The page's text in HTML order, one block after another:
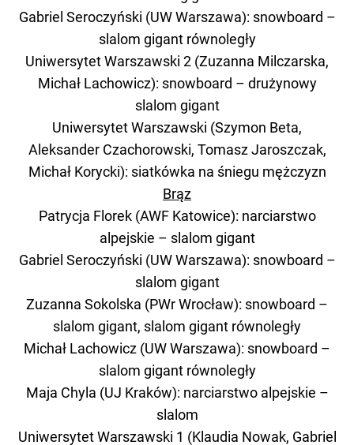
Gabriel Seroczyński (UW Warszawa): snowboard –
slalom gigant równoległy
Uniwersytet Warszawski 2 (Zuzanna Milczarska,
Michał Lachowicz): snowboard – drużynowy
slalom gigant
Uniwersytet Warszawski (Szymon Beta,
Aleksander Czachorowski, Tomasz Jaroszczak,
Michał Korycki): siatkówka na śniegu mężczyzn
Brąz
Patrycja Florek (AWF Katowice): narciarstwo
alpejskie – slalom gigant
Gabriel Seroczyński (UW Warszawa): snowboard –
slalom gigant
Zuzanna Sokolska (PWr Wrocław): snowboard –
slalom gigant, slalom gigant równoległy
Michał Lachowicz (UW Warszawa): snowboard –
slalom gigant równoległy
Maja Chyla (UJ Kraków): narciarstwo alpejskie –
slalom
Uniwersytet Warszawski 1 (Klaudia Nowak, Gabriel